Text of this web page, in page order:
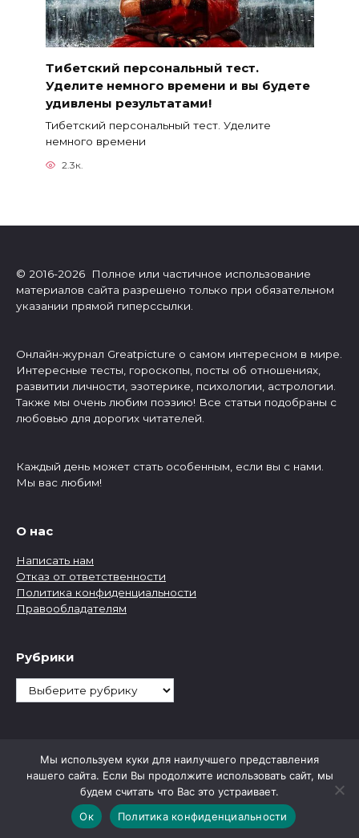
Тибетский персональный тест.
Уделите немного времени и вы будете
удивлены результатами!
Тибетский персональный тест. Уделите
немного времени
2.3к.
© 2016-2026 Полное или частичное использование
материалов сайта разрешено только при обязательном
указании прямой гиперссылки.
Онлайн-журнал Greatpicture о самом интересном в мире.
Интересные тесты, гороскопы, посты об отношениях,
развитии личности, эзотерике, психологии, астрологии.
Также мы очень любим поэзию! Все статьи подобраны с
любовью для дорогих читателей.
Каждый день может стать особенным, если вы с нами.
Мы вас любим!
О нас
Написать нам
Отказ от ответственности
Политика конфиденциальности
Правообладателям
Рубрики
Рубрики
Мы используем куки для наилучшего представления
нашего сайта. Если Вы продолжите использовать сайт, мы
будем считать что Вас это устраивает.
Ок
Политика конфиденциальности